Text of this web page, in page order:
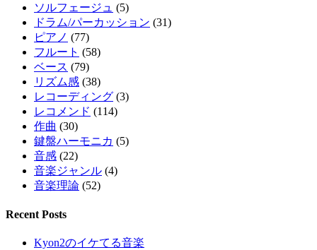
ソルフェージュ (5)
ドラム/パーカッション (31)
ピアノ (77)
フルート (58)
ベース (79)
リズム感 (38)
レコーディング (3)
レコメンド (114)
作曲 (30)
鍵盤ハーモニカ (5)
音感 (22)
音楽ジャンル (4)
音楽理論 (52)
Recent Posts
Kyon2のイケてる音楽